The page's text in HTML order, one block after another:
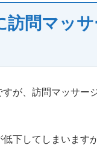
訪問マッ
が、訪問マッサー
下してしまいます